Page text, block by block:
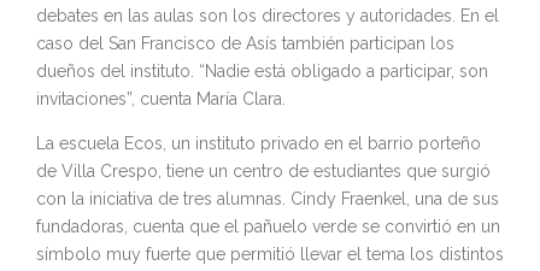
debates en las aulas son los directores y autoridades. En el
caso del San Francisco de Asís también participan los
dueños del instituto. “Nadie está obligado a participar, son
invitaciones”, cuenta María Clara.
La escuela Ecos, un instituto privado en el barrio porteño
de Villa Crespo, tiene un centro de estudiantes que surgió
con la iniciativa de tres alumnas. Cindy Fraenkel, una de sus
fundadoras, cuenta que el pañuelo verde se convirtió en un
símbolo muy fuerte que permitió llevar el tema los distintos